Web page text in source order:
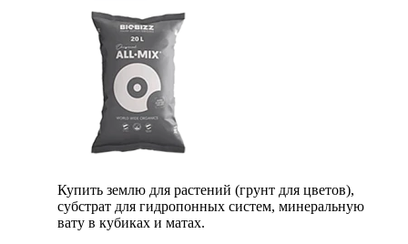
Купить землю для растений (грунт для цветов),
субстрат для гидропонных систем, минеральную
вату в кубиках и матах.